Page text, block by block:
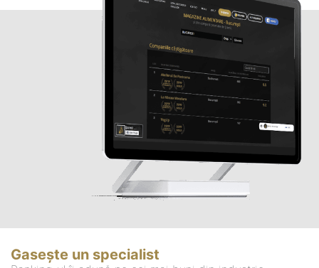
Gasește un specialist